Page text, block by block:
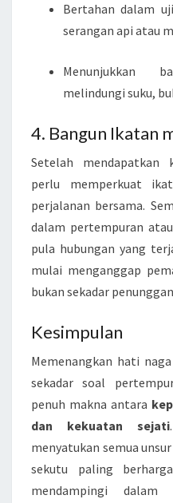
Bertahan dalam
serangan api atau
Menunjukkan
melindungi suku,
4. Bangun Ikatan
Setelah mendapatkan
perlu memperkuat
perjalanan bersama.
dalam pertempuran
pula hubungan yang
mulai menganggap
bukan sekadar
Kesimpulan
Memenangkan hati
sekadar soal
penuh makna antara
dan kekuatan sejati
menyatukan semua
sekutu paling
mendampingi